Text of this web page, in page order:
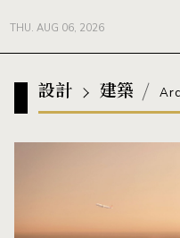
THU. AUG 06, 2026
設計 建築